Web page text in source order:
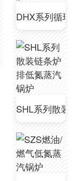
DHX系列循环
SHL系列散装链